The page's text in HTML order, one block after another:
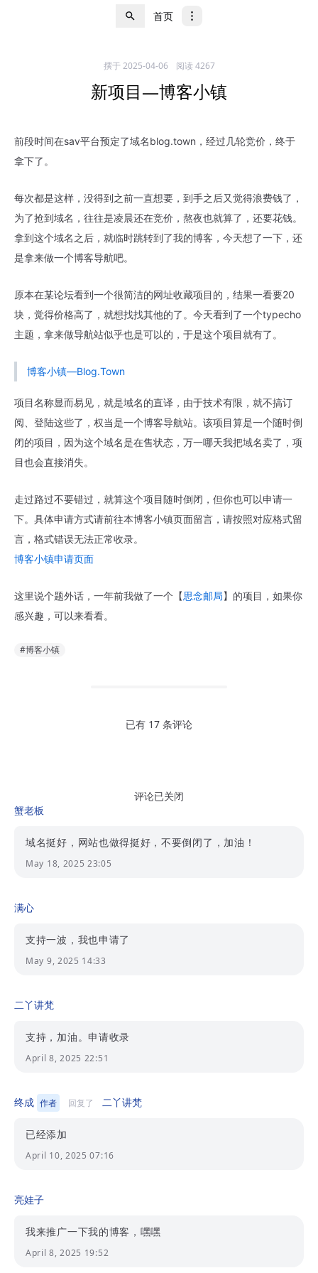
首页
撰于2025-04-06 阅读 4267
新项目—博客小镇
前段时间在sav平台预定了域名blog.town，经过几轮竞价，终于
拿下了。
每次都是这样，没得到之前一直想要，到手之后又觉得浪费钱了，
为了抢到域名，往往是凌晨还在竞价，熬夜也就算了，还要花钱。
拿到这个域名之后，就临时跳转到了我的博客，今天想了一下，还
是拿来做一个博客导航吧。
原本在某论坛看到一个很简洁的网址收藏项目的，结果一看要20
块，觉得价格高了，就想找找其他的了。今天看到了一个typecho
主题，拿来做导航站似乎也是可以的，于是这个项目就有了。
博客小镇—Blog.Town
项目名称显而易见，就是域名的直译，由于技术有限，就不搞订
阅、登陆这些了，权当是一个博客导航站。该项目算是一个随时倒
闭的项目，因为这个域名是在售状态，万一哪天我把域名卖了，项
目也会直接消失。
走过路过不要错过，就算这个项目随时倒闭，但你也可以申请一
下。具体申请方式请前往本博客小镇页面留言，请按照对应格式留
言，格式错误无法正常收录。
博客小镇申请页面
这里说个题外话，一年前我做了一个【思念邮局】的项目，如果你
感兴趣，可以来看看。
#博客小镇
已有 17 条评论
评论已关闭
蟹老板
域名挺好，网站也做得挺好，不要倒闭了，加油！
May 18, 2025 23:05
满心
支持一波，我也申请了
May 9, 2025 14:33
二丫讲梵
支持，加油。申请收录
April 8, 2025 22:51
终成 作者 回复了 二丫讲梵
已经添加
April 10, 2025 07:16
亮娃子
我来推广一下我的博客，嘿嘿
April 8, 2025 19:52